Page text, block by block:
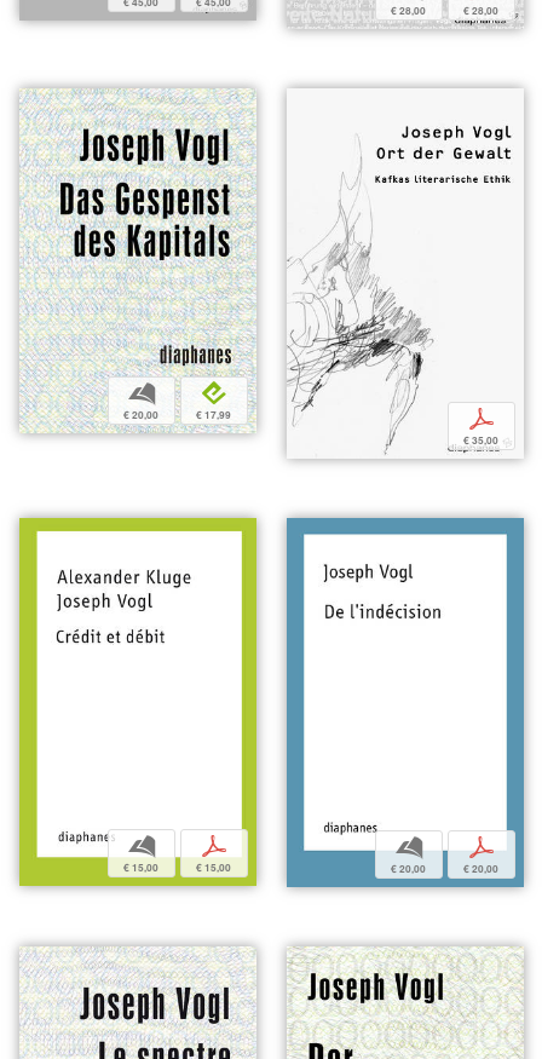
€ 45,00 € 45,00
€ 28,00 € 28,00
b
€ 20,00
e
€ 17,99 p
€ 35,00
b
€ 15,00
p
€ 15,00
b
€ 20,00
p
€ 20,00